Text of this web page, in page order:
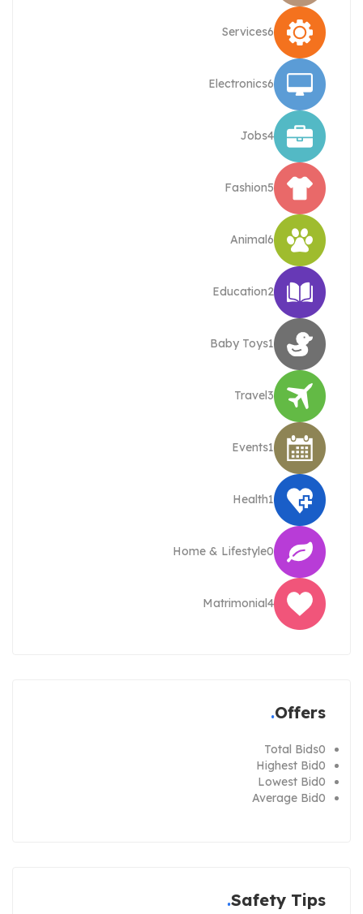
Services6
Electronics6
Jobs4
Fashion5
Animal6
Education2
Baby Toys1
Travel3
Events1
Health1
Home & Lifestyle0
Matrimonial4
Offers
Total Bids0
Highest Bid0
Lowest Bid0
Average Bid0
Safety Tips